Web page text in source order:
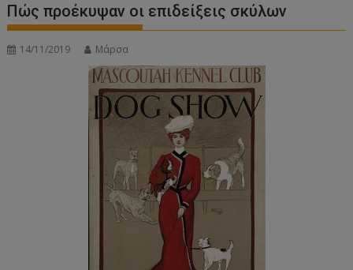
Πώς προέκυψαν οι επιδείξεις σκύλων
14/11/2019 Μάρσα